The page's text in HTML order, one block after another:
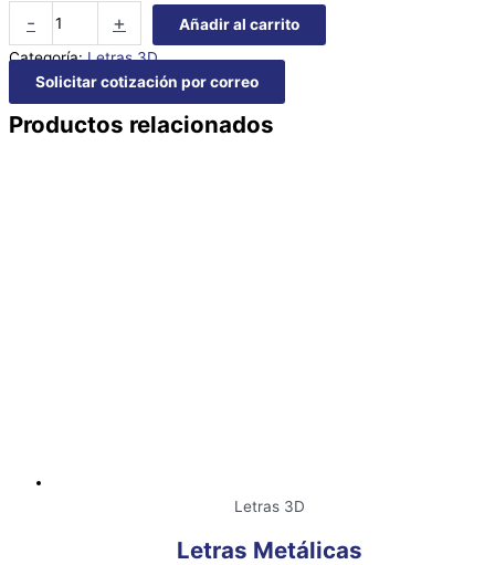
- +
Añadir al carrito
Categoría:Letras 3D
Solicitar cotización por correo
Productos relacionados
Letras 3D
Letras Metálicas